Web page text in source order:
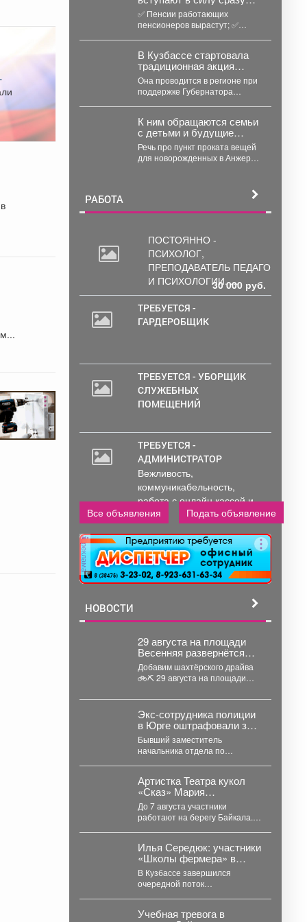
несколько значимых
нововведений
✅ Пенсии работающих
пенсионеров вырастут; ✅
больничным; ...
В Кузбассе стартовала
традиционная акция
«Первое сентября -
каждому школьнику».
Она проводится в регионе при
поддержке Губернатора
К ним обращаются семьи
с детьми и будущие
мамы.
Речь про пункт проката вещей
для новорожденных в Анжеро-
РАБОТА
ПОСТОЯННО -
ПСИХОЛОГ,
ПРЕПОДАВАТЕЛЬ ПЕДАГОГИКИ
И ПСИХОЛОГИИ. ...
30 000 руб.
ТРЕБУЕТСЯ -
ГАРДЕРОБЩИК
ТРЕБУЕТСЯ - УБОРЩИК
СЛУЖЕБНЫХ
ПОМЕЩЕНИЙ
ТРЕБУЕТСЯ -
АДМИНИСТРАТОР
Вежливость,
коммуникабельность,
работа с онлайн кассой и
ПК (программы...
Все объявления Подать объявление
реклама
НОВОСТИ
29 августа на площади
Весенняя развернётся
главное семейное
соревнование этого лета
- городской конкурс
«Шахтёрский
Добавим шахтёрского драйва
🚲⛏ 29 августа на площади
семейное соревнование
этого...
Экс-сотрудника полиции
в Юрге оштрафовали за
передачу данных о
подростке
Бывший заместитель
начальника отдела по
том, что слил...
Артистка Театра кукол
«Сказ» Мария
Вельдяскина - участница
театральной лаборатории
«Хии Морин: поэзия
стихий» на Байкале.
До 7 августа участники
работают на берегу Байкала.
Илья Середюк: участники
«Школы фермера» в
Кузбассе впервые
освоили работу с
агродронами
В Кузбассе завершился
очередной поток
проходило три месяца, в
Учебная тревога в